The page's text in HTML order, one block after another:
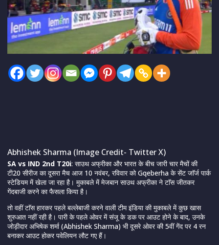
Abhishek Sharma (Image Credit- Twitter X)
SA vs IND 2nd T20i: साउथ अफ्रीका और भारत के बीच जारी चार मैचों की
टी20 सीरीज का दूसरा मैच आज 10 नवंबर, रविवार को Gqeberha के सेंट जाॅर्ज पार्क
स्टेडियम में खेला जा रहा है। मुकाबले में मेजबान साउथ अफ्रीका ने टाॅस जीतकर
गेंदबाजी करने का फैसला किया है।
तो वहीं टाॅस हारकर पहले बल्लेबाजी करने वाली टीम इंडिया की मुकाबले में कुछ खास
शुरुआत नहीं रही है। पारी के पहले ओवर में संजू के डक पर आउट होने के बाद, उनके
जोड़ीदार अभिषेक शर्मा (Abhishek Sharma) भी दूसरे ओवर की 5वीं गेंद पर 4 रन
बनाकर आउट होकर पवेलियन लौट गए हैं।